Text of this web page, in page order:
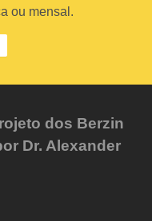
ou mensal.
dos Berzin
Dr. Alexander